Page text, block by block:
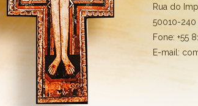
Rua do
50010-
Fone: +55
E-mail: